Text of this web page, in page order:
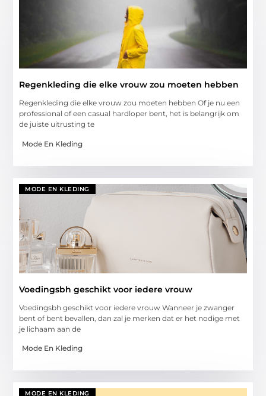
Regenkleding die elke vrouw zou moeten hebben
Regenkleding die elke vrouw zou moeten hebben Of je nu een
professional of een casual hardloper bent, het is belangrijk om
de juiste uitrusting te
Mode En Kleding
MODE EN KLEDING
Voedingsbh geschikt voor iedere vrouw
Voedingsbh geschikt voor iedere vrouw Wanneer je zwanger
bent of bent bevallen, dan zal je merken dat er het nodige met
je lichaam aan de
Mode En Kleding
MODE EN KLEDING